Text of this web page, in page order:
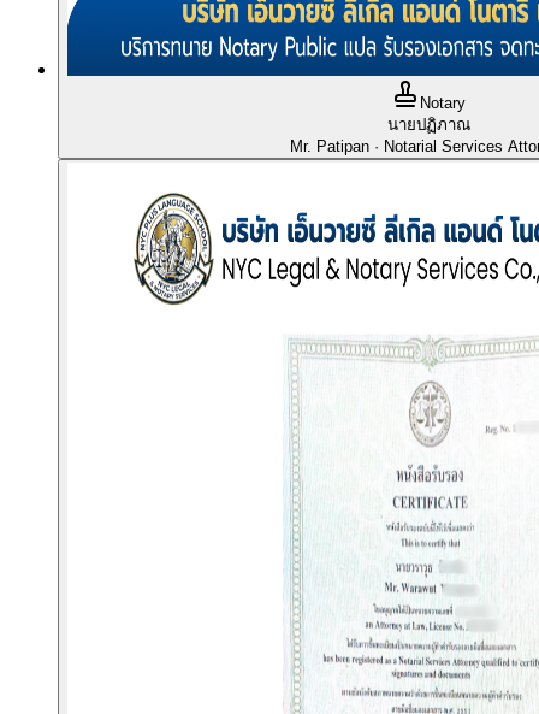
Notary
นายปฏิภาณ
Mr. Patipan · Notarial Services